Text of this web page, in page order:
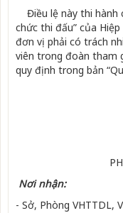
Điều lệ này thi hành
chức thi đấu” của
đơn vị phải có trách
viên trong đoàn tham
quy định trong bản
KT.
PHÓ CHỦ
Nơi nhận:
- Sở, Phòng VHTTDL,